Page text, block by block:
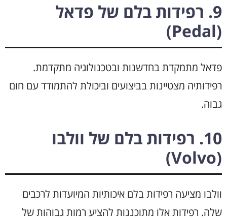
9. רפידות בלם של פדאל
(Pedal)
פדאל מתמקדת בחדשנות ובטכנולוגיה מתקדמת.
רפידותיה מצטיינות בביצועים וביכולת להתמודד עם חום
גבוה.
10. רפידות בלם של וולבו
(Volvo)
וולבו מציעה רפידות בלם איכותיות המיועדות לרכבים
שלה. רפידות אלו מתוכננות להציע רמות גבוהות של